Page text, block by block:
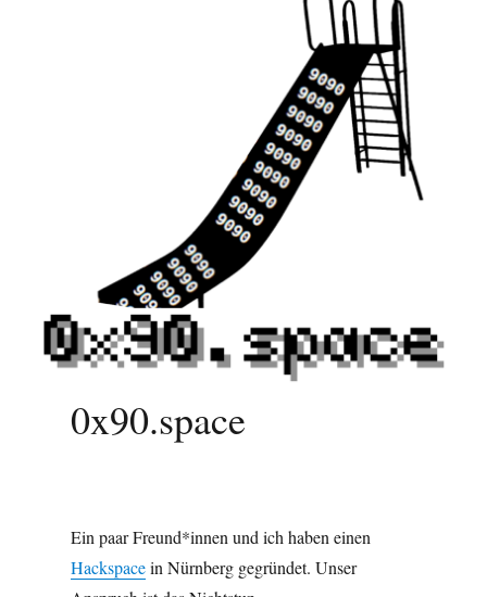
0x90.space
Ein paar Freund*innen und ich haben einen
Hackspacein Nürnberg gegründet. Unser